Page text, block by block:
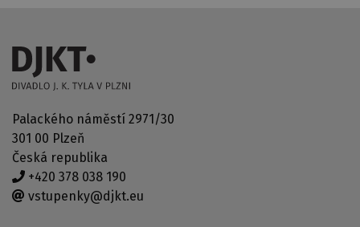
Palackého náměstí 2971/30
301 00 Plzeň
Česká republika
+420 378 038 190
vstupenky@djkt.eu